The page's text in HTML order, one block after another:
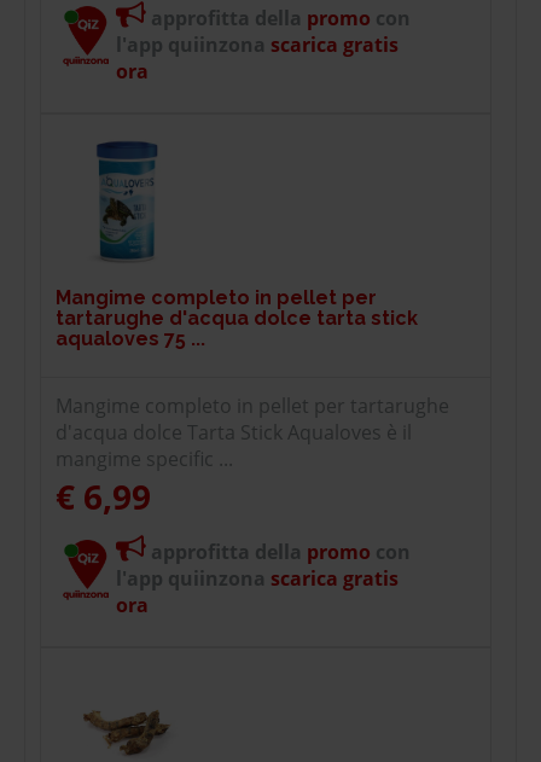
approfitta della promo con
l'app quiinzona scarica gratis
ora
Mangime completo in pellet per
tartarughe d'acqua dolce tarta stick
aqualoves 75 ...
Mangime completo in pellet per tartarughe
d'acqua dolce Tarta Stick Aqualoves è il
mangime specific ...
€ 6,99
approfitta della promo con
l'app quiinzona scarica gratis
ora